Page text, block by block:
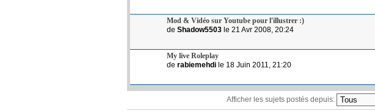
Mod & Vidéo sur Youtube pour l'illustrer :)
de Shadow5503 le 21 Avr 2008, 20:24
My live Roleplay
de rabiemehdi le 18 Juin 2011, 21:20
Afficher les sujets postés depuis: